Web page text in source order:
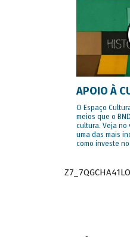
APOIO À
O Espaço
meios que o
cultura. Veja no
uma das mais
como investe